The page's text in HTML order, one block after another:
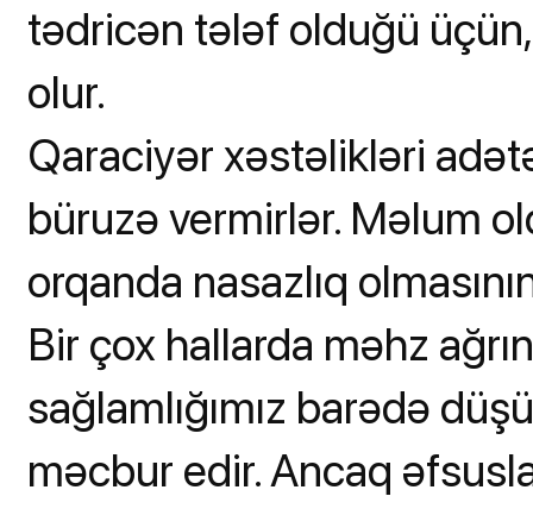
tədricən tələf olduğü
olur.
Qaraciyər xəstəlikləri
büruzə vermirlər. Məlum
orqanda nasazlıq
Bir çox hallarda məhz
sağlamlığımız barədə
məcbur edir. Ancaq